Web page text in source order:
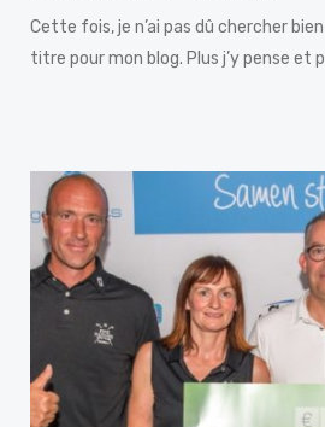
Cette fois, je n’ai pas dû chercher
titre pour mon blog. Plus j’y pense et